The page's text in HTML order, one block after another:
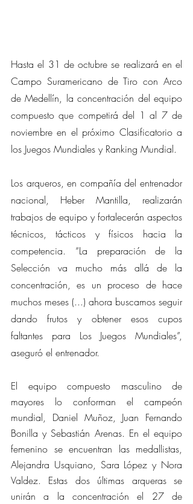
Hasta el 31 de octubre se realizará en el
Campo Suramericano de Tiro con Arco
de Medellín, la concentración del equipo
compuesto que competirá del 1 al 7 de
noviembre en el próximo Clasificatorio a
los Juegos Mundiales y Ranking Mundial.
Los arqueros, en compañía del entrenador
nacional, Heber Mantilla, realizarán
trabajos de equipo y fortalecerán aspectos
técnicos, tácticos y físicos hacia la
competencia. “La preparación de la
Selección va mucho más allá de la
concentración, es un proceso de hace
muchos meses (...) ahora buscamos seguir
dando frutos y obtener esos cupos
faltantes para Los Juegos Mundiales”,
aseguró el entrenador.
El equipo compuesto masculino de
mayores lo conforman el campeón
mundial, Daniel Muñoz, Juan Fernando
Bonilla y Sebastián Arenas. En el equipo
femenino se encuentran las medallistas,
Alejandra Usquiano, Sara López y Nora
Valdez. Estas dos últimas arqueras se
unirán a la concentración el 27 de